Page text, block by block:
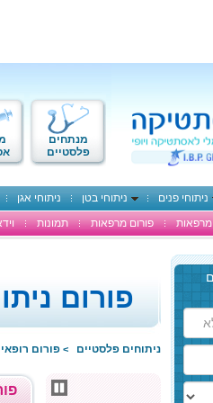
מנתחים
פלסטיים
ניתוחי פנים ניתוחי בטן ניתוחי אגן
מרפאות פורום מרפאות תמונות
פורום
ניתוחים פלסטיים > פורום